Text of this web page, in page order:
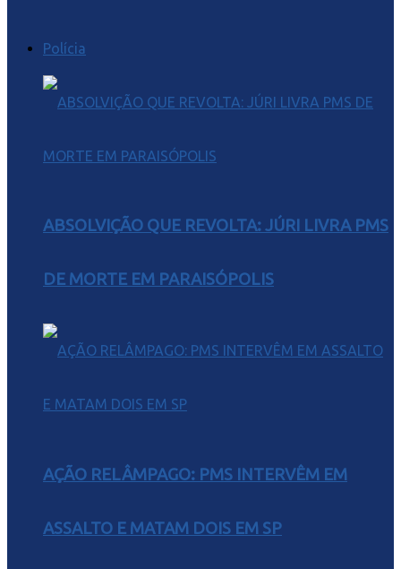
Polícia
ABSOLVIÇÃO QUE REVOLTA: JÚRI LIVRA PMS
DE MORTE EM PARAISÓPOLIS
AÇÃO RELÂMPAGO: PMS INTERVÊM EM
ASSALTO E MATAM DOIS EM SP